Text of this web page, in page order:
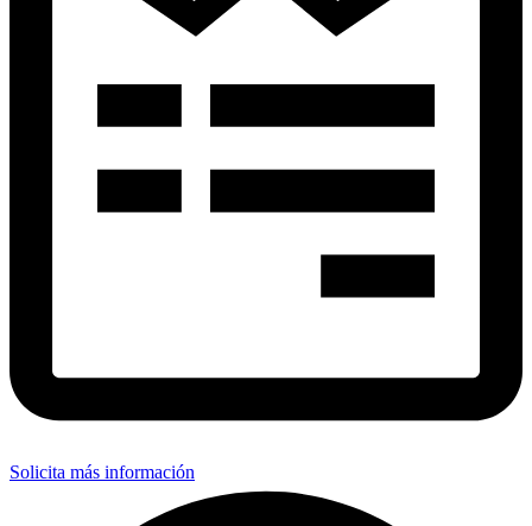
Solicita más información